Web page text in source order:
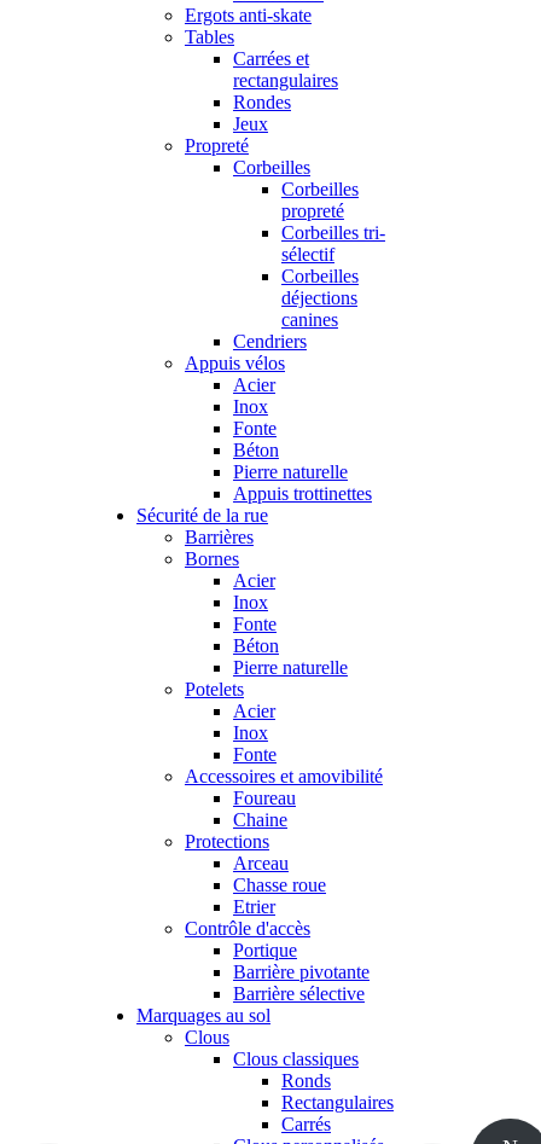
Ergots anti-skate
Tables
Carrées et
rectangulaires
Rondes
Jeux
Propreté
Corbeilles
Corbeilles
propreté
Corbeilles tri-
sélectif
Corbeilles
déjections
canines
Cendriers
Appuis vélos
Acier
Inox
Fonte
Béton
Pierre naturelle
Appuis trottinettes
Sécurité de la rue
Barrières
Bornes
Acier
Inox
Fonte
Béton
Pierre naturelle
Potelets
Acier
Inox
Fonte
Accessoires et amovibilité
Foureau
Chaine
Protections
Arceau
Chasse roue
Etrier
Contrôle d'accès
Portique
Barrière pivotante
Barrière sélective
Marquages au sol
Clous
Clous classiques
Ronds
Rectangulaires
Carrés